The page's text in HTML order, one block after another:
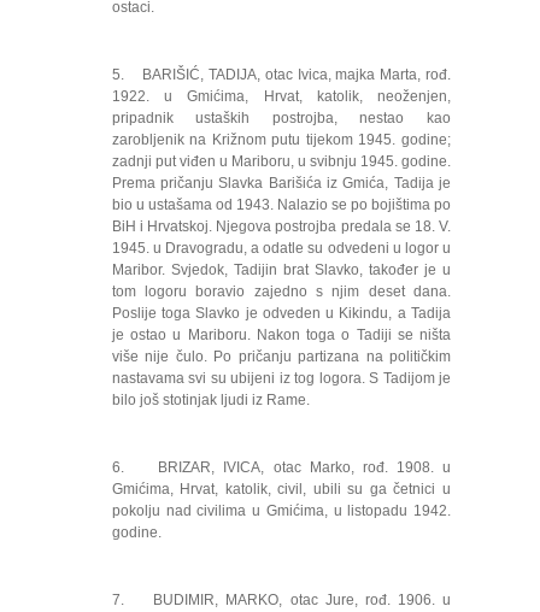
ostaci.
5. BARIŠIĆ, TADIJA, otac Ivica, majka Marta, rođ.
1922. u Gmićima, Hrvat, katolik, neoženjen,
pripadnik ustaških postrojba, nestao kao
zarobljenik na Križnom putu tijekom 1945. godine;
zadnji put viđen u Mariboru, u svibnju 1945. godine.
Prema pričanju Slavka Barišića iz Gmića, Tadija je
bio u ustašama od 1943. Nalazio se po bojištima po
BiH i Hrvatskoj. Njegova postrojba predala se 18. V.
1945. u Dravogradu, a odatle su odvedeni u logor u
Maribor. Svjedok, Tadijin brat Slavko, također je u
tom logoru boravio zajedno s njim deset dana.
Poslije toga Slavko je odveden u Kikindu, a Tadija
je ostao u Mariboru. Nakon toga o Tadiji se ništa
više nije čulo. Po pričanju partizana na političkim
nastavama svi su ubijeni iz tog logora. S Tadijom je
bilo još stotinjak ljudi iz Rame.
6. BRIZAR, IVICA, otac Marko, rođ. 1908. u
Gmićima, Hrvat, katolik, civil, ubili su ga četnici u
pokolju nad civilima u Gmićima, u listopadu 1942.
godine.
7. BUDIMIR, MARKO, otac Jure, rođ. 1906. u